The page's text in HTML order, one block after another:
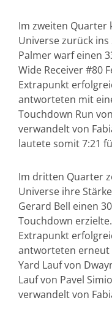
Im zweiten Quarter
Universe zurück
Palmer warf einen
Wide Receiver #80
Extrapunkt
antworteten mit
Touchdown Run
verwandelt von
lautete somit 7:21
Im dritten Quarter
Universe ihre
Gerard Bell einen
Touchdown
Extrapunkt
antworteten erneut
Yard Lauf von
Lauf von Pavel
verwandelt von